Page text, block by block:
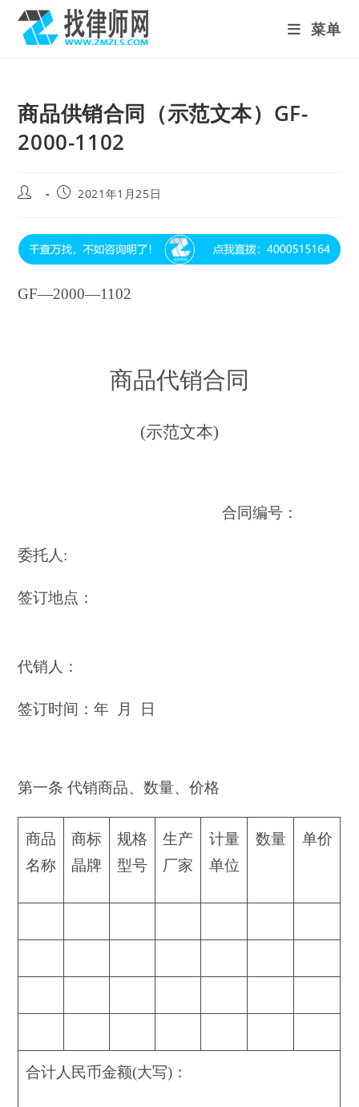
content
菜单
商品供销合同（示范文本）GF-
2000-1102
Post
Post2021年1月25日
GF—2000—1102
商品代销合同
(示范文本)
合同编号：
委托人:
签订地点：
代销人：
签订时间：年 月 日
第一条 代销商品、数量、价格
商品
名称
商标
晶牌
规格
型号
生产
厂家
计量
单位
数量 单价
合计人民币金额(大写)：